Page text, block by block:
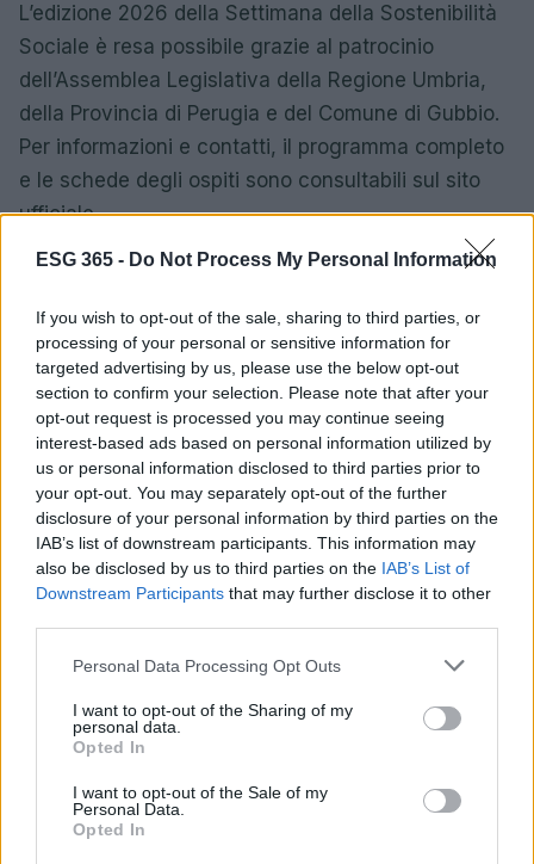
ESG 365 - Do Not Process My Personal Information
If you wish to opt-out of the sale, sharing to third parties, or
processing of your personal or sensitive information for
targeted advertising by us, please use the below opt-out
section to confirm your selection. Please note that after your
opt-out request is processed you may continue seeing
interest-based ads based on personal information utilized by
us or personal information disclosed to third parties prior to
your opt-out. You may separately opt-out of the further
disclosure of your personal information by third parties on the
IAB’s list of downstream participants. This information may
also be disclosed by us to third parties on the IAB’s List of
Downstream Participants that may further disclose it to other
Please note that this website/app uses one or more Google
not limited to your visit or usage behaviour. You may click to
grant or deny consent to Google and its third-party tags to
use your data for below specified purposes in below Google
consent section.
Personal Data Processing Opt Outs
I want to opt-out of the Sharing of my
personal data.
Opted In
I want to opt-out of the Sale of my
Personal Data.
Opted In
L’edizione 2026 della Settimana della Sostenibilità
Sociale è resa possibile grazie al patrocinio
dell’Assemblea Legislativa della Regione Umbria,
della Provincia di Perugia e del Comune di Gubbio.
Per informazioni e contatti, il programma completo
e le schede degli ospiti sono consultabili sul sito
ufficiale.
AUTORE
Ilaria Galli
Ilaria Galli ha firmato il desk che ha svelato un
caso amministrativo triestino dopo accessi agli
atti al Municipio, sostenendo la linea editoriale
di rigore documentale. Editor di redazione, ha
un tratto unico: colleziona verbali storici del
Porto Vecchio.